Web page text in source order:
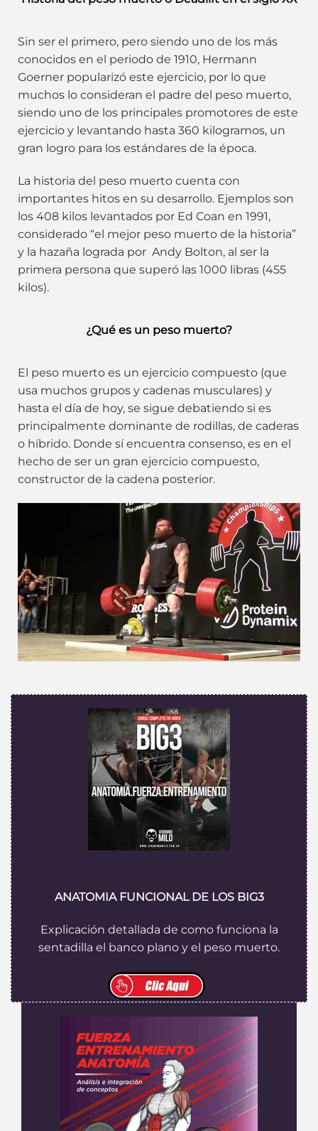
Sin ser el primero, pero siendo uno de los más
conocidos en el periodo de 1910, Hermann
Goerner popularizó este ejercicio, por lo que
muchos lo consideran el padre del peso muerto,
siendo uno de los principales promotores de este
ejercicio y levantando hasta 360 kilogramos, un
gran logro para los estándares de la época.
La historia del peso muerto cuenta con
importantes hitos en su desarrollo. Ejemplos son
los 408 kilos levantados por Ed Coan en 1991,
considerado “el mejor peso muerto de la historia”
y la hazaña lograda por Andy Bolton, al ser la
primera persona que superó las 1000 libras (455
kilos).
¿Qué es un peso muerto?
El peso muerto es un ejercicio compuesto (que
usa muchos grupos y cadenas musculares) y
hasta el día de hoy, se sigue debatiendo si es
principalmente dominante de rodillas, de caderas
o híbrido. Donde sí encuentra consenso, es en el
hecho de ser un gran ejercicio compuesto,
constructor de la cadena posterior.
ANATOMIA FUNCIONAL DE LOS BIG3
Explicación detallada de como funciona la
sentadilla el banco plano y el peso muerto.